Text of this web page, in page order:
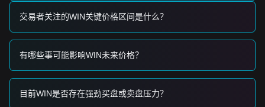
交易者关注的WIN关键价格区间是什么？
有哪些事可能影响WIN未来价格？
目前WIN是否存在强劲买盘或卖盘压力？